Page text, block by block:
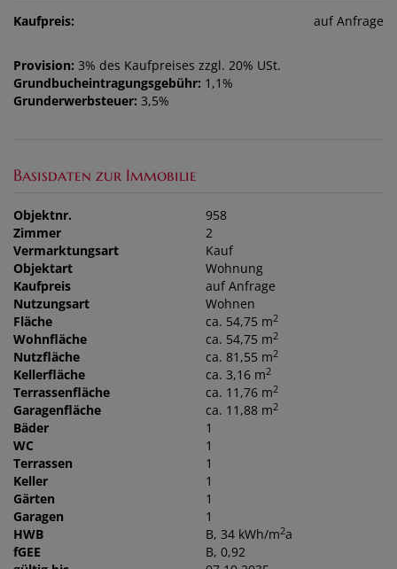
Kaufpreis: auf Anfrage
Provision: 3% des Kaufpreises zzgl. 20% USt.
Grundbucheintragungsgebühr: 1,1%
Grunderwerbsteuer: 3,5%
Basisdaten zur Immobilie
Objektnr.
958
Zimmer
2
Vermarktungsart
Kauf
Objektart
Wohnung
Kaufpreis
auf Anfrage
Nutzungsart
Wohnen
Fläche
ca. 54,75 m2
Wohnfläche ca. 54,75 m2
Nutzfläche ca. 81,55 m2
Kellerfläche ca. 3,16 m2
Terrassenfläche ca. 11,76 m2
Garagenfläche ca. 11,88 m2
Bäder
1
WC
1
Terrassen
1
Keller
1
Gärten
1
Garagen
1
HWB
B, 34 kWh/m2a
fGEE
B, 0,92